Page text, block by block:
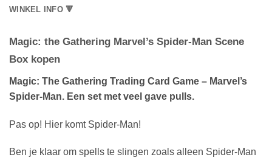
WINKEL INFO 🔻
Magic: the Gathering Marvel’s Spider-Man Scene
Box kopen
Magic: The Gathering Trading Card Game – Marvel’s
Spider-Man. Een set met veel gave pulls.
Pas op! Hier komt Spider-Man!
Ben je klaar om spells te slingen zoals alleen Spider-Man